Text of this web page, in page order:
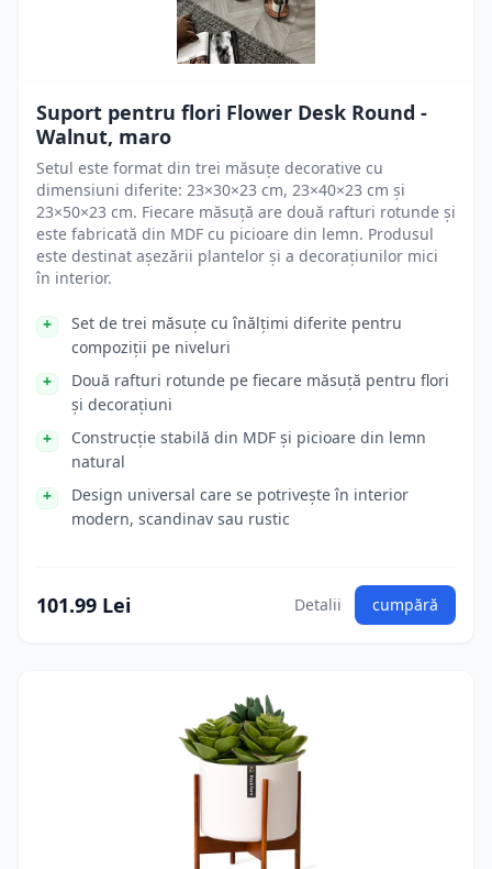
Suport pentru flori Flower Desk Round -
Walnut, maro
Setul este format din trei măsuțe decorative cu
dimensiuni diferite: 23×30×23 cm, 23×40×23 cm și
23×50×23 cm. Fiecare măsuță are două rafturi rotunde și
este fabricată din MDF cu picioare din lemn. Produsul
este destinat așezării plantelor și a decorațiunilor mici
în interior.
Set de trei măsuțe cu înălțimi diferite pentru
compoziții pe niveluri
Două rafturi rotunde pe fiecare măsuță pentru flori
și decorațiuni
Construcție stabilă din MDF și picioare din lemn
natural
Design universal care se potrivește în interior
modern, scandinav sau rustic
101.99 Lei Detalii cumpără